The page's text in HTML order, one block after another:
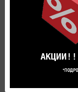
1
В рассрочку